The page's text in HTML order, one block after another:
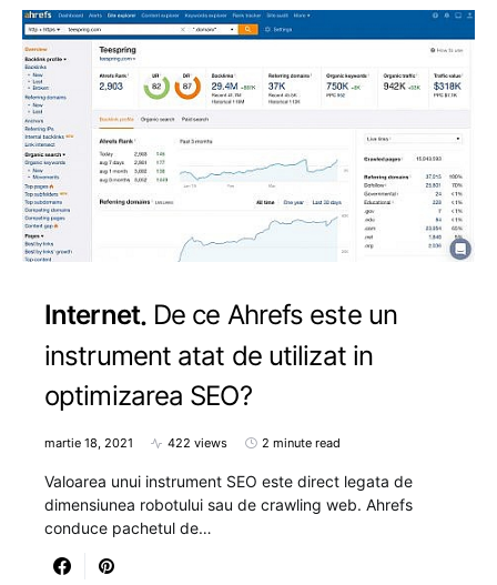
Internet De ce Ahrefs este un
instrument atat de utilizat in
optimizarea SEO?
martie 18, 2021 422 views 2 minute read
Valoarea unui instrument SEO este direct legata de
dimensiunea robotului sau de crawling web. Ahrefs
conduce pachetul de…